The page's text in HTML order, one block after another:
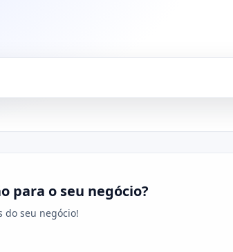
para o seu negócio?
do seu negócio!